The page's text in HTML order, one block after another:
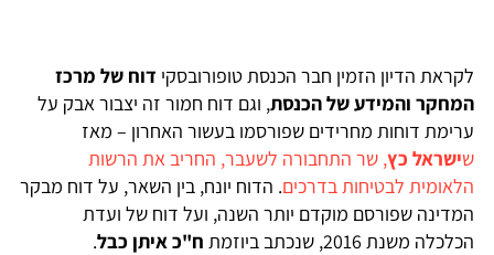
לקראת הדיון הזמין חבר הכנסת טופורובסקי דוח של מרכז
המחקר והמידע של הכנסת, וגם דוח חמור זה יצבור אבק על
ערימת דוחות מחרידים שפורסמו בעשור האחרון – מאז
שישראל כץ, שר התחבורה לשעבר, החריב את הרשות
הלאומית לבטיחות בדרכים. הדוח יונח, בין השאר, על דוח מבקר
המדינה שפורסם מוקדם יותר השנה, ועל דוח של ועדת
הכלכלה משנת 2016, שנכתב ביוזמת
ח"כ איתן כבל.